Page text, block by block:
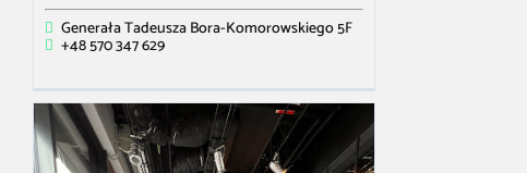
Generała Tadeusza Bora-Komorowskiego 5F
+48 570 347 629